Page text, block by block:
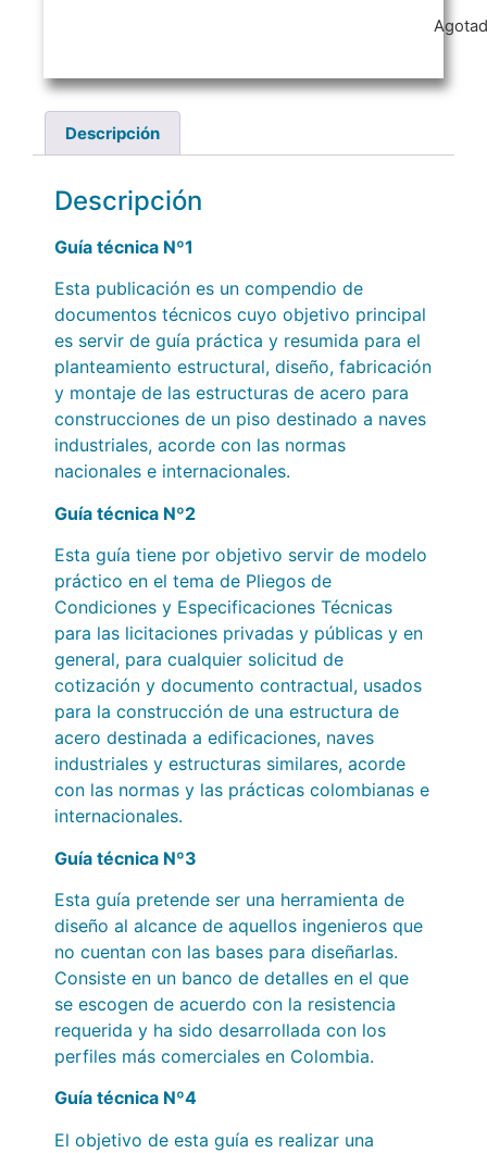
Descripción
Descripción
Guía técnica Nº1
Esta publicación es un compendio de
documentos técnicos cuyo objetivo principal
es servir de guía práctica y resumida para el
planteamiento estructural, diseño, fabricación
y montaje de las estructuras de acero para
construcciones de un piso destinado a naves
industriales, acorde con las normas
nacionales e internacionales.
Guía técnica Nº2
Esta guía tiene por objetivo servir de modelo
práctico en el tema de Pliegos de
Condiciones y Especificaciones Técnicas
para las licitaciones privadas y públicas y en
general, para cualquier solicitud de
cotización y documento contractual, usados
para la construcción de una estructura de
acero destinada a edificaciones, naves
industriales y estructuras similares, acorde
con las normas y las prácticas colombianas e
internacionales.
Guía técnica Nº3
Esta guía pretende ser una herramienta de
diseño al alcance de aquellos ingenieros que
no cuentan con las bases para diseñarlas.
Consiste en un banco de detalles en el que
se escogen de acuerdo con la resistencia
requerida y ha sido desarrollada con los
perfiles más comerciales en Colombia.
Guía técnica Nº4
El objetivo de esta guía es realizar una